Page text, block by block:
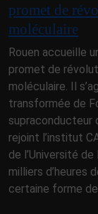
promet de
moléculaire
Rouen accueille
promet de
moléculaire. Il
transformée de
supraconducteur
rejoint l’institut
de l’Université
milliers d’heures
certaine forme